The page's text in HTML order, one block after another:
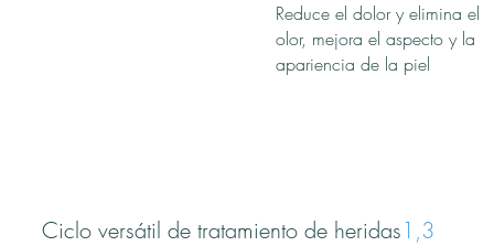
Reduce el dolor y elimina el
olor, mejora el aspecto y la
apariencia de la piel
Ciclo versátil de tratamiento de heridas1,3